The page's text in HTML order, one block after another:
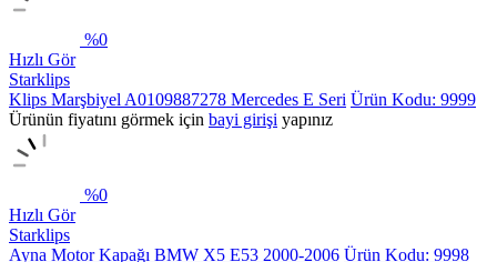
%0
Hızlı Gör
Starklips
Klips Marşbiyel A0109887278 Mercedes E Seri Ürün Kodu: 9999
Ürünün fiyatını görmek için bayi girişi yapınız
%0
Hızlı Gör
Starklips
Ayna Motor Kapağı BMW X5 E53 2000-2006 Ürün Kodu: 9998